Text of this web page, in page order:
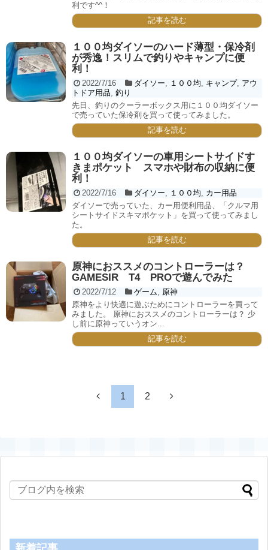
利です^^！
記事を読む
１００均ダイソーのハード薄型・保冷剤
が秀逸！スリムで釣りやキャンプに便
利！
2022/7/16 ダイソー １００均 キャンプ, アウ
トドア用品 釣り
先日、釣りのクーラーボックス用に１００均ダイソー
で売っていた保冷剤を買って使ってみました。
記事を読む
１００均ダイソーの車用シートサイドす
きまポケット スマホや財布の収納に便
利！
2022/7/16 ダイソー １００均
カー用品
ダイソーで売っていた、カー用便利用品、「クルマ用
シートサイドスキマポケット」を買って使ってみまし
た。
記事を読む
原神におススメのコントローラーは？
GAMESIR T4 PROで遊んでみた
2022/7/12 ゲーム
原神
原神をより快適に遊ぶためにコントローラーを買って
みました。 原神におススメのコントローラーは？ 少
し前に原神っていうオン...
記事を読む
1 2